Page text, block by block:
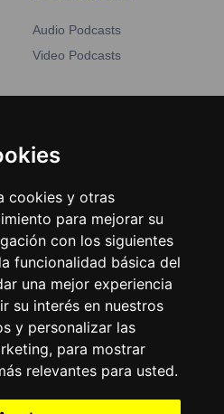
cookies y otras
para mejorar su
con los siguientes
funcionalidad básica del
una mejor experiencia
su interés en nuestros
y personalizar las
, para mostrar
relevantes para usted.
Audio Podcasts
Video Podcasts
Emisoras Unidas